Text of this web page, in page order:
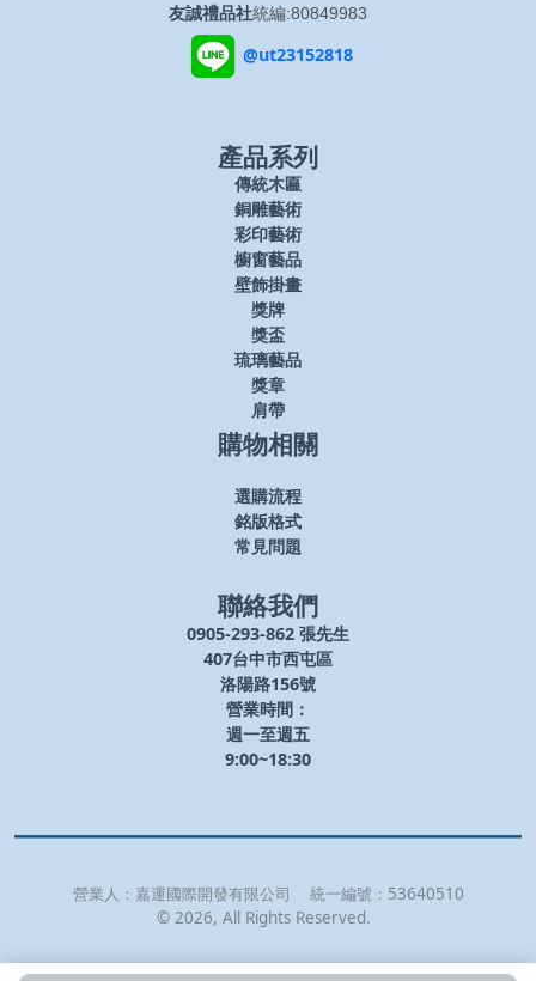
友誠禮品社統編:80849983
@ut23152818
產品系列
傳統木匾
銅雕藝術
彩印藝術
櫥窗藝品
壁飾掛畫
獎牌
獎盃
琉璃藝品
獎章
肩帶
購物相關
選購流程
銘版格式
常見問題
聯絡我們
0905-293-862 張先生
407台中市西屯區
洛陽路156號
營業時間：
週一至週五
9:00~18:30
營業人： 嘉運國際開發有限公司 統一編號： 53640510
© 2026, All Rights Reserved.